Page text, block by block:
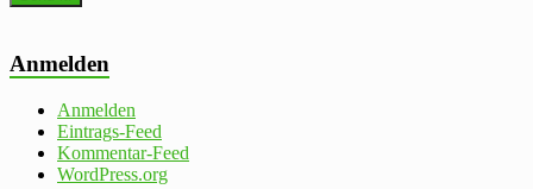
Anmelden
Anmelden
Eintrags-Feed
Kommentar-Feed
WordPress.org